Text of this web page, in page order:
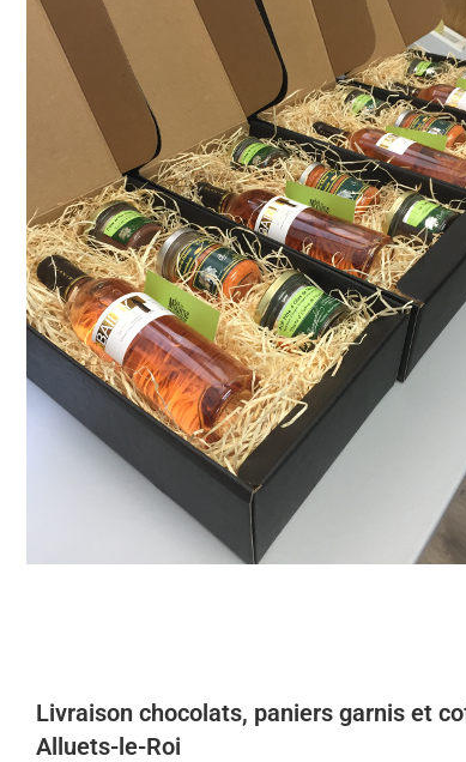
Livraison chocolats, paniers garnis et
Alluets-le-Roi